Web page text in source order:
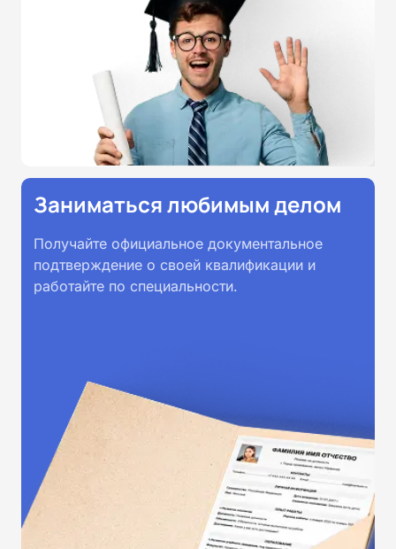
Заниматься любимым делом
Получайте официальное документальное
подтверждение о своей квалификации и
работайте по специальности.